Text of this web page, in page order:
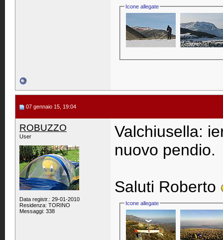
Icone allegate
07 gennaio 15, 19:04
ROBUZZO
User
Data registr.: 29-01-2010
Residenza: TORINO
Messaggi: 338
Valchiusella:
nuovo pendio.
Saluti Roberto
Icone allegate